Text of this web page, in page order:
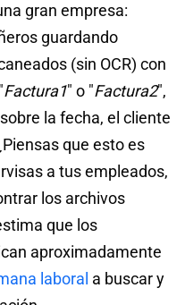
gran empresa:
guardando
(sin OCR) con
Factura1" o "Factura2",
la fecha, el cliente
que esto es
a tus empleados,
los archivos
que los
aproximadamente
laboral a buscar y